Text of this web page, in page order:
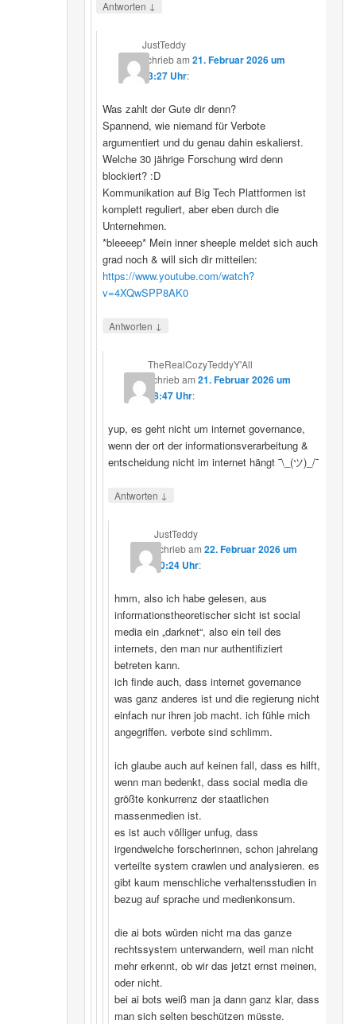
Antworten ↓
JustTeddy
schriebam 21. Februar 2026 um
13:27 Uhr:
Was zahlt der Gute dir denn?
Spannend, wie niemand für Verbote
argumentiert und du genau dahin eskalierst.
Welche 30 jährige Forschung wird denn
blockiert? :D
Kommunikation auf Big Tech Plattformen ist
komplett reguliert, aber eben durch die
Unternehmen.
*bleeeep* Mein inner sheeple meldet sich auch
grad noch & will sich dir mitteilen:
https://www.youtube.com/watch?
v=4XQwSPP8AK0
Antworten ↓
TheRealCozyTeddyY'All
schriebam21. Februar 2026 um
18:47 Uhr:
yup, es geht nicht um internet governance,
wenn der ort der informationsverarbeitung &
entscheidung nicht im internet hängt ¯\_(ツ)_/¯
Antworten ↓
JustTeddy
schriebam 22. Februar 2026 um
20:24 Uhr:
hmm, also ich habe gelesen, aus
informationstheoretischer sicht ist social
media ein „darknet“, also ein teil des
internets, den man nur authentifiziert
betreten kann.
ich finde auch, dass internet governance
was ganz anderes ist und die regierung nicht
einfach nur ihren job macht. ich fühle mich
angegriffen. verbote sind schlimm.
ich glaube auch auf keinen fall, dass es hilft,
wenn man bedenkt, dass social media die
größte konkurrenz der staatlichen
massenmedien ist.
es ist auch völliger unfug, dass
irgendwelche forscherinnen, schon jahrelang
verteilte system crawlen und analysieren. es
gibt kaum menschliche verhaltensstudien in
bezug auf sprache und medienkonsum.
die ai bots würden nicht ma das ganze
rechtssystem unterwandern, weil man nicht
mehr erkennt, ob wir das jetzt ernst meinen,
oder nicht.
bei ai bots weiß man ja dann ganz klar, dass
man sich selten beschützen müsste.